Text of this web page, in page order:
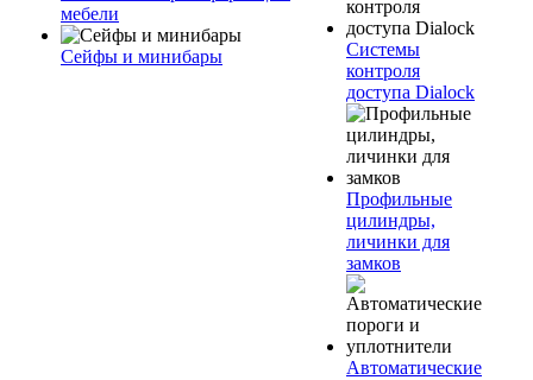
мебели
Сейфы и минибары
Системы
контроля
доступа Dialock
Профильные
цилиндры,
личинки для
замков
Автоматические